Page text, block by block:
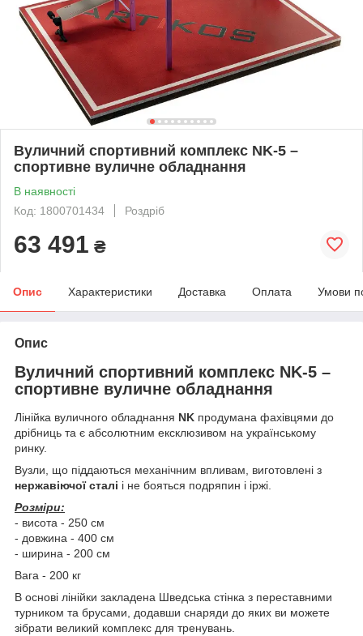
Вуличний спортивний комплекс NK-5 –
спортивне вуличне обладнання
В наявності
Код: 1800701434
Роздріб
63 491 ₴
Опис Характеристики Доставка Оплата Умови
Опис
Вуличний спортивний комплекс NK-5 –
спортивне вуличне обладнання
Лінійка вуличного обладнання NK продумана фахівцями до
дрібниць та є абсолютним ексклюзивом на українському
ринку.
Вузли, що піддаються механічним впливам, виготовлені з
нержавіючої сталі і не бояться подряпин і іржі.
Розміри:
- висота - 250 см
- довжина - 400 см
- ширина - 200 см
Вага - 200 кг
В основі лінійки закладена Шведська стінка з переставними
турником та брусами, додавши снаряди до яких ви можете
зібрати великий комплекс для тренувань.